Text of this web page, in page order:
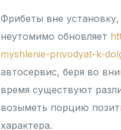
Фрибеты вне
неутомимо обновляет
myshlenie-privodyat-k-
автосервис, беря во
время существуют
возыметь порцию
характера.